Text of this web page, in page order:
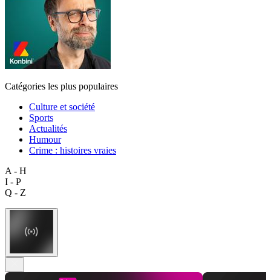
Catégories les plus populaires
Culture et société
Sports
Actualités
Humour
Crime : histoires vraies
A - H
I - P
Q - Z